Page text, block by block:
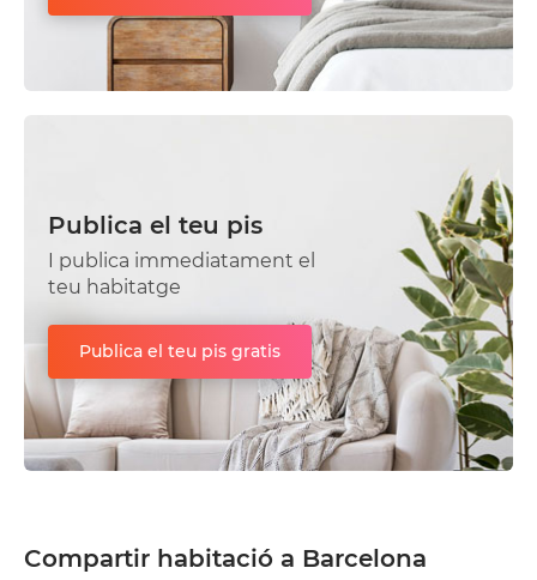
Publica el teu pis
I publica immediatament el
teu habitatge
Publica el teu pis gratis
Compartir habitació a Barcelona